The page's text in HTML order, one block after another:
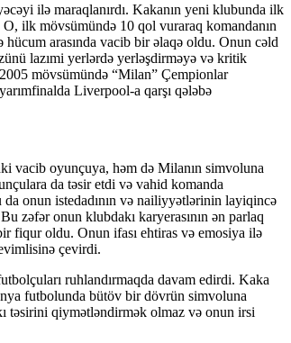
ilə maraqlanırdı. Kakanın yeni klubunda ilk
ilk mövsümündə 10 qol vuraraq komandanın
hücum arasında vacib bir əlaqə oldu. Onun cəld
lazımi yerlərdə yerləşdirməyə və kritik
mövsümündə “Milan” Çempionlar
Liverpool-a qarşı qələbə
vacib oyunçuya, həm də Milanın simvoluna
da təsir etdi və vahid komanda
onun istedadının və nailiyyətlərinin layiqincə
zəfər onun klubdakı karyerasının ən parlaq
fiqur oldu. Onun ifası ehtiras və emosiya ilə
çevirdi.
ruhlandırmaqda davam edirdi. Kaka
futbolunda bütöv bir dövrün simvoluna
təsirini qiymətləndirmək olmaz və onun irsi